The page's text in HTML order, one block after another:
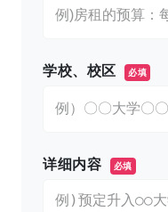
学校、校区 必填
详细内容 必填